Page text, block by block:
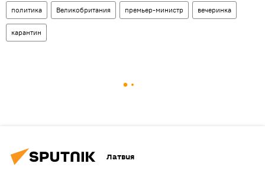
политика Великобритания премьер-министр вечеринка
карантин
Латвия